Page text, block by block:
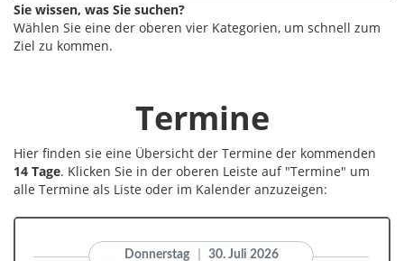
Sie wissen, was Sie suchen?
Wählen Sie eine der oberen vier Kategorien, um schnell zum
Ziel zu kommen.
Termine
Hier finden sie eine Übersicht der Termine der kommenden
14 Tage. Klicken Sie in der oberen Leiste auf "Termine" um
alle Termine als Liste oder im Kalender anzuzeigen: